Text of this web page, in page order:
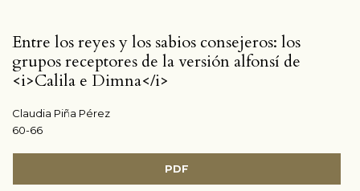
Entre los reyes y los sabios consejeros: los
grupos receptores de la versión alfonsí de
<i>Calila e Dimna</i>
Claudia Piña Pérez
60-66
PDF